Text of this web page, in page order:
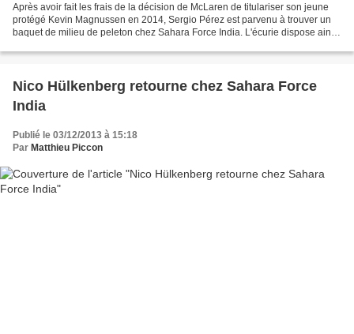
Après avoir fait les frais de la décision de McLaren de titulariser son jeune
protégé Kevin Magnussen en 2014, Sergio Pérez est parvenu à trouver un
baquet de milieu de peleton chez Sahara Force India. L'écurie dispose ainsi
Nico Hülkenberg retourne chez Sahara Force
India
Publié le 03/12/2013 à 15:18
Par Matthieu Piccon